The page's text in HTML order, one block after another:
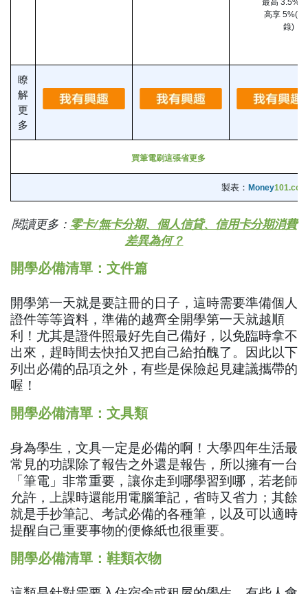
最高 3.5%
高享 5%(需
錄)
瞭
解
更
多
買筆電刷這張省更多
製表： Money
閱讀更多： 零卡/無卡分期、個人信貸、信用卡分期消費
差異為何？
開學必備清單：文件篇
開學第一天就是要註冊的日子，這時需要準備個人
證件等等資料，準備的越齊全開學第一天就越順
利！尤其是證件照最好先自己備好，以免臨時拿不
出來，趕時間去快拍又把自己給拍醜了。因此以下
列出必備的品項之外，有些是保險起見建議攜帶的
喔！
開學必備清單：文具類
身為學生，文具一定是必備的啊！大學四年生活最
常見的功課除了報告之外還是報告，所以擁有一台
「筆電」非常重要，讓你走到哪學習到哪，若老師
允許，上課時還能用電腦筆記，省時又省力；其餘
就是手抄筆記、考試必備的各種筆，以及可以適時
提醒自己重要事物的便條紙也很重要。
開學必備清單：鞋類衣物